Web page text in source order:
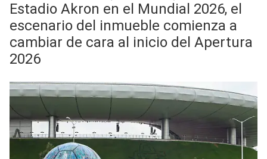
Estadio Akron en el Mundial 2026, el
escenario del inmueble comienza a
cambiar de cara al inicio del Apertura
2026